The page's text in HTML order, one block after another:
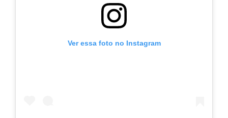
Ver essa foto no Instagram